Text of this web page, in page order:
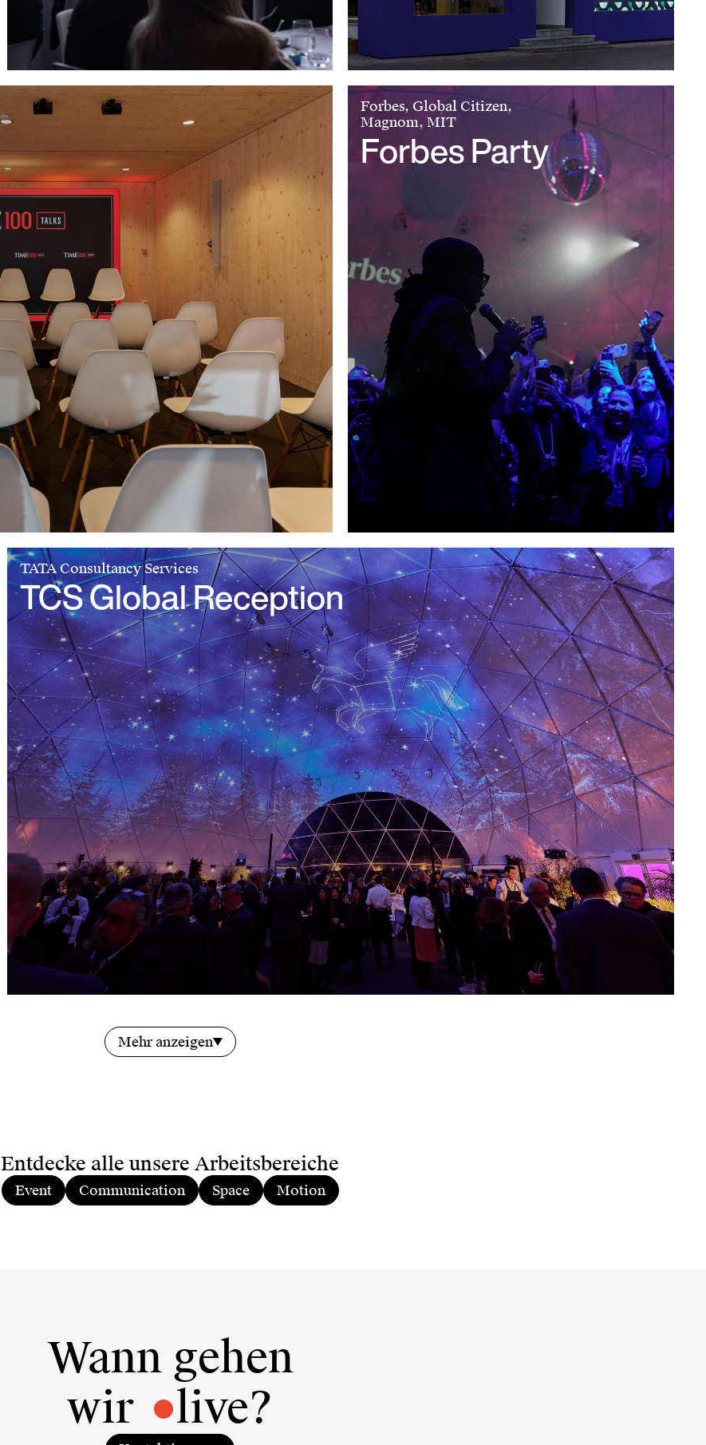
Forbes, Global Citizen,
Magnom, MIT
Forbes Party
TATA Consultancy Services
TCS Global Reception
Mehr anzeigen
Entdecke alle unsere Arbeitsbereiche
Event Communication Space Motion
Wann gehen
wir
live?